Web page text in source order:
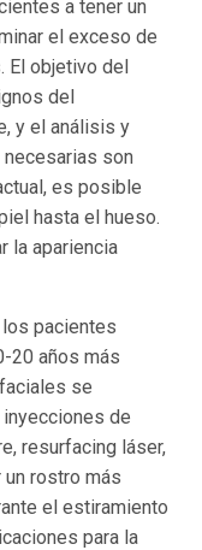
a tener un
el exceso de
El objetivo del
del
y el análisis y
son
es posible
hasta el hueso.
la apariencia
pacientes
20 años más
se
de
resurfacing láser,
rostro más
el estiramiento
para la